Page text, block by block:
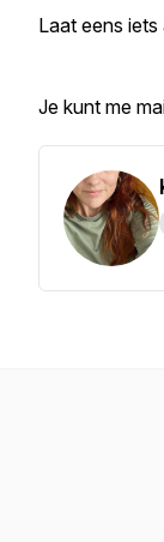
Laat eens
Je kunt me